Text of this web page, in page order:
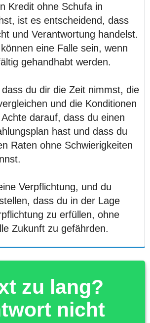
Kredit ohne Schufa in
ist es entscheidend, dass
und Verantwortung handelst.
eine Falle sein, wenn
gehandhabt werden.
du dir die Zeit nimmst, die
und die Konditionen
darauf, dass du einen
hast und dass du
Raten ohne Schwierigkeiten
Verpflichtung, und du
dass du in der Lage
zu erfüllen, ohne
Zukunft zu gefährden.
zu lang?
nicht